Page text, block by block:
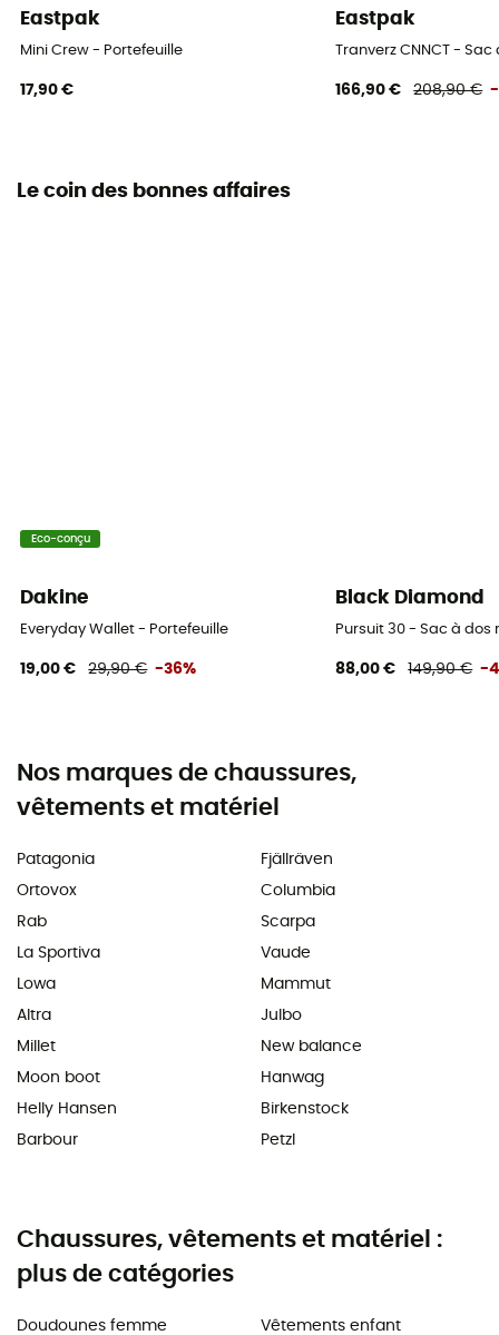
Eastpak
Mini Crew - Portefeuille
17,90 €
Eastpak
Tranverz CNNCT -
166,90 € 208,90 € -
Le coin des bonnes affaires
Eco-conçu
Dakine
Everyday Wallet - Portefeuille
19,00 € 29,90 € -36%
Black Diamond
Pursuit 30 - Sac à
88,00 € 149,90 € -
Nos marques de chaussures,
vêtements et matériel
Patagonia
Ortovox
Rab
La Sportiva
Lowa
Altra
Millet
Moon boot
Helly Hansen
Barbour
Fjällräven
Columbia
Scarpa
Vaude
Mammut
Julbo
New balance
Hanwag
Birkenstock
Petzl
Chaussures, vêtements et matériel :
plus de catégories
Doudounes femme
Vêtements enfant